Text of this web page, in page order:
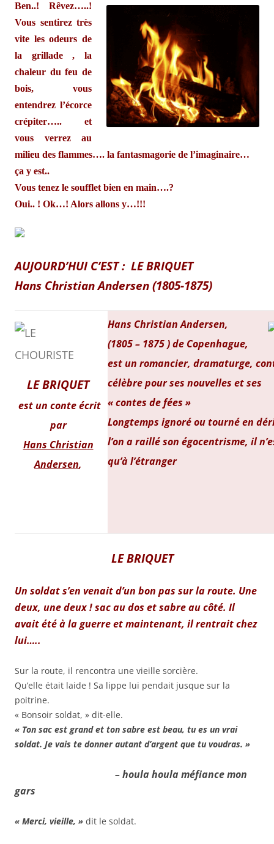
Ben..! Rêvez…..!
Vous sentirez très
vite les odeurs de
la grillade , la
chaleur du feu de
bois, vous
entendrez l’écorce
crépiter….. et
vous verrez au
milieu des flammes…. la fantasmagorie de l’imaginaire…
ça y est..
Vous tenez le soufflet bien en main….?
Oui.. ! Ok…! Alors allons y…!!!
AUJOURD’HUI C’EST : LE BRIQUET
Hans Christian Andersen (1805-1875)
LE BRIQUET
est un conte écrit
par
Hans Christian
Andersen,
Hans Christian Andersen,
(1805– 1875 ) de Copenhague,
est un romancier, dramaturge,
célèbre pour ses nouvelles et ses
« contes de fées »
Longtemps ignoré ou tourné en
l’on a raillé son égocentrisme, il
qu’à l’étranger
LE BRIQUET
Un soldat s’en venait d’un bon pas sur la route. Une
deux, une deux ! sac au dos et sabre au côté. Il
avait été à la guerre et maintenant, il rentrait chez
lui…..
Sur la route, il rencontra une vieille sorcière.
Qu’elle était laide ! Sa lippe lui pendait jusque sur la
poitrine.
« Bonsoir soldat, » dit-elle.
« Ton sac est grand et ton sabre est beau, tu es un vrai
soldat. Je vais te donner autant d’argent que tu voudras. »
– houla houla méfiance mon
gars
« Merci, vieille, » dit le soldat.